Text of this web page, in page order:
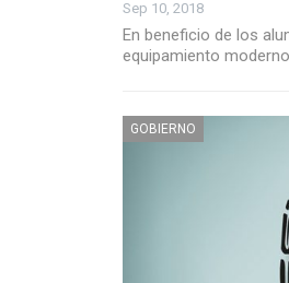
Sep 10, 2018
En beneficio de los
equipamiento
GOBIERNO